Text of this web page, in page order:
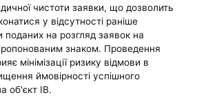
чистоти заявки, що дозволить
у відсутності раніше
поданих на розгляд заявок на
знаком. Проведення
мінімізації ризику відмови в
ймовірності успішного
об'єкт ІВ.